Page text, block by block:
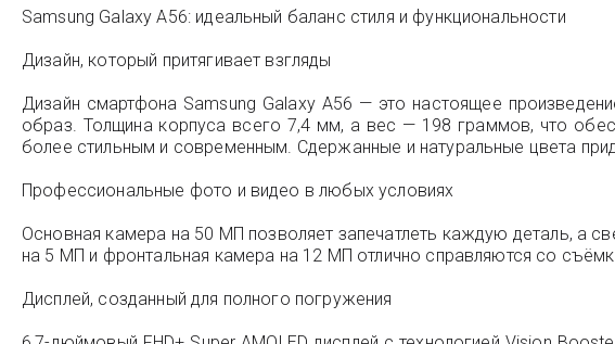
Samsung Galaxy A56: идеальный баланс стиля и функциональности
Дизайн, который притягивает взгляды
Дизайн смартфона Samsung Galaxy A56 — это настоящее
образ. Толщина корпуса всего 7,4 мм, а вес — 198 граммов, что
более стильным и современным. Сдержанные и натуральные цвета
Профессиональные фото и видео в любых условиях
Основная камера на 50 МП позволяет запечатлеть каждую деталь, а
на 5 МП и фронтальная камера на 12 МП отлично справляются со
Дисплей, созданный для полного погружения